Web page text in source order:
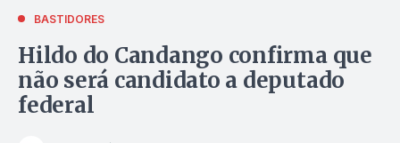
BASTIDORES
Hildo do Candango confirma que
não será candidato a deputado
federal